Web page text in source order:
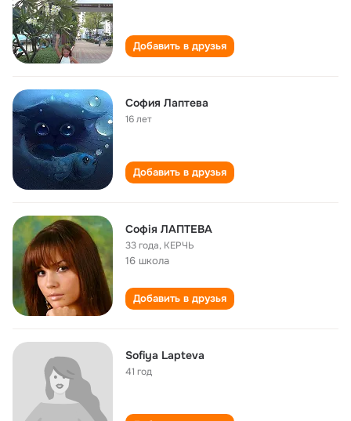
Добавить в друзья
София Лаптева
16 лет
Добавить в друзья
Софія ЛАПТЕВА
33 года, КЕРЧЬ
16 школа
Добавить в друзья
Sofiya Lapteva
41 год